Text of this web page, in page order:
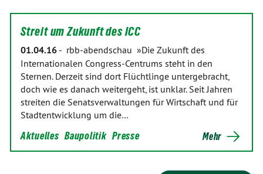
Streit um Zukunft des ICC
01.04.16 - rbb-abendschau »Die Zukunft des
Internationalen Congress-Centrums steht in den
Sternen. Derzeit sind dort Flüchtlinge untergebracht,
doch wie es danach weitergeht, ist unklar. Seit Jahren
streiten die Senatsverwaltungen für Wirtschaft und für
Stadtentwicklung um die…
Aktuelles Baupolitik Presse Mehr